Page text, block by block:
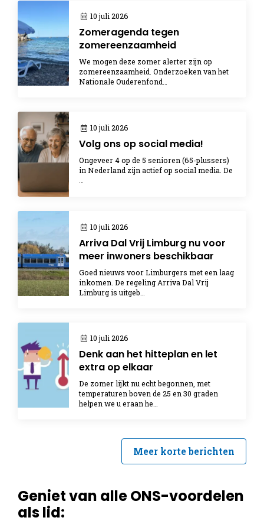
10 juli 2026
Zomeragenda tegen
zomereenzaamheid
We mogen deze zomer alerter zijn op
zomereenzaamheid. Onderzoeken van het
Nationale Ouderenfond…
10 juli 2026
Volg ons op social media!
Ongeveer 4 op de 5 senioren (65-plussers)
in Nederland zijn actief op social media. De
10 juli 2026
Arriva Dal Vrij Limburg nu voor
meer inwoners beschikbaar
Goed nieuws voor Limburgers met een laag
inkomen. De regeling Arriva Dal Vrij
Limburg is uitgeb…
10 juli 2026
Denk aan het hitteplan en let
extra op elkaar
De zomer lijkt nu echt begonnen, met
temperaturen boven de 25 en 30 graden
helpen we u eraan he…
Meer korte berichten
Geniet van alle ONS-voordelen
als lid: